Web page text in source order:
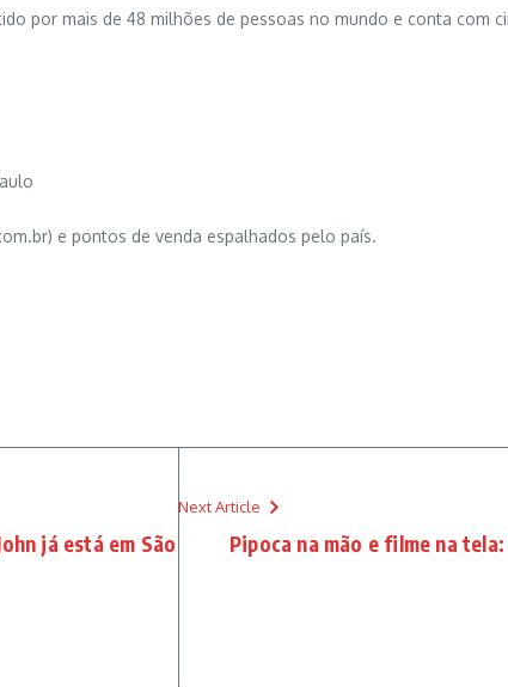
por mais de 48 milhões de pessoas no mundo e conta com
e pontos de venda espalhados pelo país.
já está em São
Next Article
Pipoca na mão e filme na